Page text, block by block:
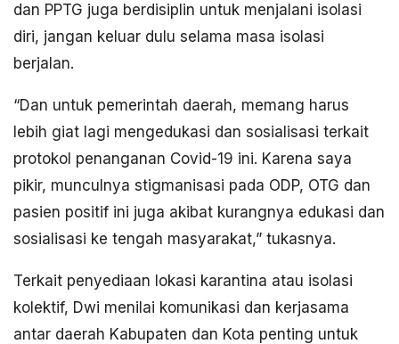
dan PPTG juga berdisiplin untuk menjalani isolasi
diri, jangan keluar dulu selama masa isolasi
berjalan.
“Dan untuk pemerintah daerah, memang harus
lebih giat lagi mengedukasi dan sosialisasi terkait
protokol penanganan Covid-19 ini. Karena saya
pikir, munculnya stigmanisasi pada ODP, OTG dan
pasien positif ini juga akibat kurangnya edukasi dan
sosialisasi ke tengah masyarakat,” tukasnya.
Terkait penyediaan lokasi karantina atau isolasi
kolektif, Dwi menilai komunikasi dan kerjasama
antar daerah Kabupaten dan Kota penting untuk